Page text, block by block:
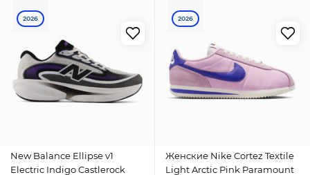
2026
New Balance Ellipse v1
Electric Indigo Castlerock
2026
Женские Nike Cortez Textile
Light Arctic Pink Paramount